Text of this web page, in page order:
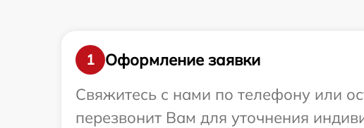
1
Оформление заявки
Свяжитесь с нами по телефону или
перезвонит Вам для уточнения